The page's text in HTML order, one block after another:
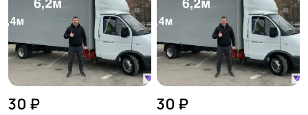
30 ₽ 30 ₽